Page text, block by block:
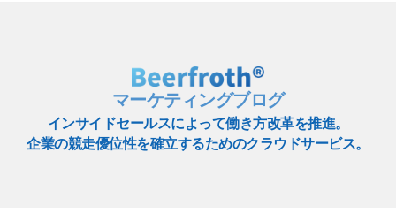
マーケティングブログ
インサイドセールスによって働き方改革を推進。
企業の競走優位性を確立するためのクラウドサービス。